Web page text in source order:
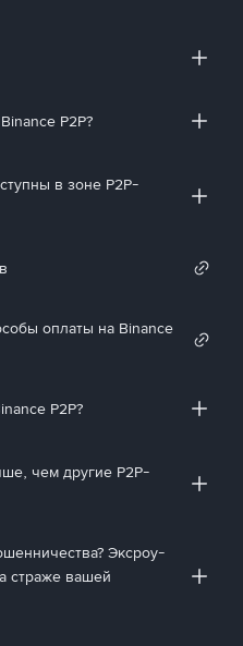
P2P?
в зоне P2P-
оплаты на Binance
P2P?
чем другие P2P-
Эксроу-
страже вашей